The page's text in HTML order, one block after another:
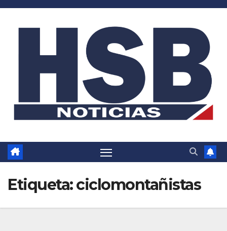
Saltar
Etiqueta:ciclomontañistas